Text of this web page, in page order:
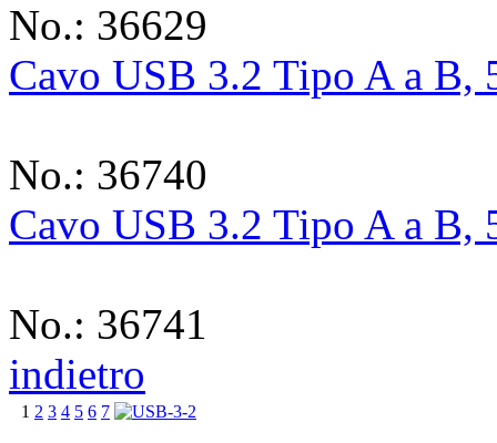
No.: 36629
Cavo USB 3.2 Tipo A a B,
No.: 36740
Cavo USB 3.2 Tipo A a B,
No.: 36741
indietro
1 2 3 4 5 6 7